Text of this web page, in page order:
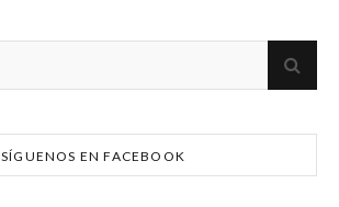
SÍGUENOS EN FACEBOOK